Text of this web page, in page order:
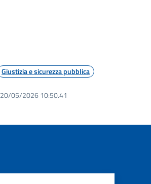
Giustizia e sicurezza pubblica
20/05/2026 10:50.41